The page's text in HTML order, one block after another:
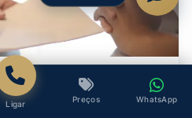
Stand Automóvel:
Ligar Preços WhatsApp